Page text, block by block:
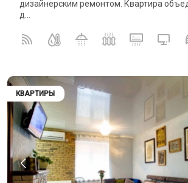
дизайнерским ремонтом. Квартира
д...
КВАРТИРЫ